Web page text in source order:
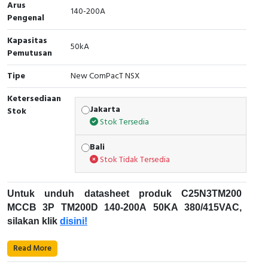
Cable Operated Switch
Signalling Columns
Safety Sensors
Pressure Switch
Ultrasonic & Rotary Encoder
Inductive Sensors
Photoelectric
Cam Switch
Panel Box
Arus
Pengenal
140-200A
Kapasitas
Pemutusan
50kA
Tipe
New ComPacT NSX
Ketersediaan
Stok
Jakarta
Stok Tersedia
Bali
Stok Tidak Tersedia
Untuk unduh datasheet produk C25N3TM200
MCCB 3P TM200D 140-200A 50KA 380/415VAC,
silakan klik disini!
Karakteristik Teknikal:
Read More